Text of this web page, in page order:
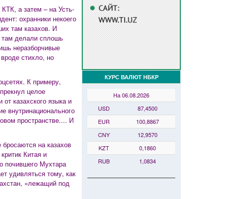
КТК, а затем – на Усть-
охранники некоего
там казахов. И
там делали сплошь
неразборчивые
стихло, но
К примеру,
целое
казахского языка и
внутринационального
пространстве.... И
на казахов
Китая и
почившего Мухтара
удивляться тому, как
«лежащий под
КУРС ВАЛЮТ НБКР
На 06.08.2026
USD
87,4500
EUR
100,8867
CNY
12,9570
KZT
0,1860
RUB
1,0834